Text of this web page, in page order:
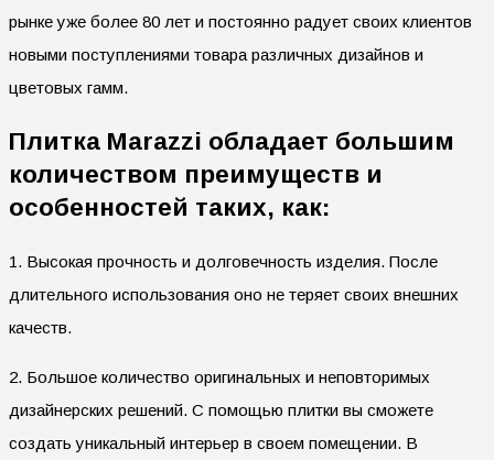
рынке уже более 80 лет и постоянно радует своих клиентов
новыми поступлениями товара различных дизайнов и
цветовых гамм.
Плитка Marazzi обладает большим
количеством преимуществ и
особенностей таких, как:
1. Высокая прочность и долговечность изделия. После
длительного использования оно не теряет своих внешних
качеств.
2. Большое количество оригинальных и неповторимых
дизайнерских решений. С помощью плитки вы сможете
создать уникальный интерьер в своем помещении. В